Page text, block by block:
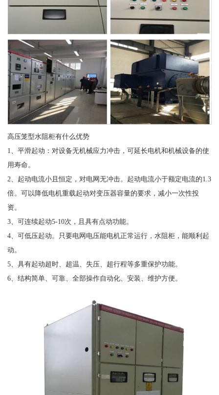
高压笼型水阻柜有什么优势
1、平滑起动：对设备无机械应力冲击，可延长电机和机械设备的使
用寿命。
2、起动电流小且恒定，对电网无冲击。起动电流小于额定电流的1.3
倍。可以降低电机重载起动对变压器容量的要求，减小一次性投
资。
3、可连续起动5-10次，且具有点动功能。
4、可低压起动。只要电网电压能电机正常运行，水阻柜，能顺利起
动。
5、具有起动超时、超温、失压、超行程等多重保护功能。
6、结构简单、可靠、全部操作自动化、安装、维护方便。